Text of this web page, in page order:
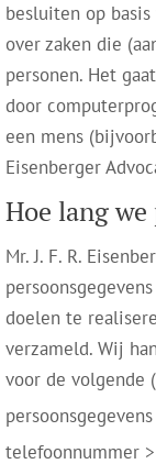
besluiten op
over zaken die
personen. Het
door
een mens
Eisenberger
Hoe lang we
Mr. J. F. R.
doelen te
verzameld. Wij
voor de volgende
telefoonnummer